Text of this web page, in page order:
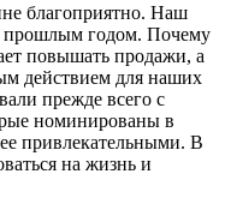
благоприятно. Наш
прошлым годом. Почему
повышать продажи, а
действием для наших
прежде всего с
номинированы в
привлекательными. В
на жизнь и